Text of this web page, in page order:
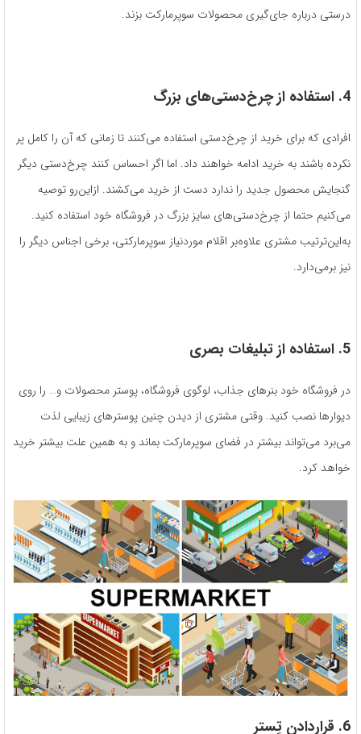
درستی درباره جای‌گیری محصولات سوپرمارکت بزند.
4. استفاده از چرخ دستیهای بزرگ
افرادی که برای خرید از چرخ‌دستی استفاده می‌کنند تا زمانی که آن را کامل پر
نکرده باشند به خرید ادامه خواهند داد. اما اگر احساس کنند چرخ‌دستی دیگر
گنجایش محصول جدید را ندارد دست از خرید می‌کشند. ازاین‌رو توصیه
می‌کنیم حتما از چرخ‌دستی‌های سایز بزرگ در فروشگاه خود استفاده کنید.
به‌این‌ترتیب مشتری علاوه‌بر اقلام موردنیاز سوپرمارکتی، برخی اجناس دیگر را
نیز برمی‌دارد.
5. استفاده از تبلیغات بصری
در فروشگاه خود بنرهای جذاب، لوگوی فروشگاه، پوستر محصولات و… را روی
دیوارها نصب کنید. وقتی مشتری از دیدن چنین پوسترهای زیبایی لذت
می‌برد می‌تواند بیشتر در فضای سوپرمارکت بماند و به همین علت بیشتر خرید
خواهد کرد.
6. قراردادن تِستر